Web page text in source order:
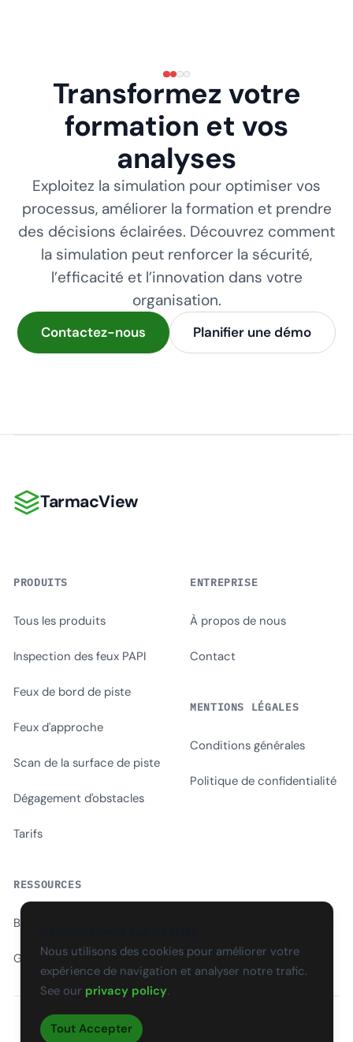
Transformez votre
formation et vos
analyses
Exploitez la simulation pour optimiser vos
processus, améliorer la formation et prendre
des décisions éclairées. Découvrez comment
la simulation peut renforcer la sécurité,
l’efficacité et l’innovation dans votre
organisation.
Contactez-nous Planifier une démo
TarmacView
TarmacView
PRODUITS
Tous les produits
Inspection des feux PAPI
Feux de bord de piste
Feux d'approche
Scan de la surface de piste
Dégagement d'obstacles
Tarifs
RESSOURCES
Blog
Glossaire
ENTREPRISE
À propos de nous
Contact
MENTIONS LÉGALES
Conditions générales
Politique de confidentialité
CS SK DE PL
Nous utilisons des cookies pour améliorer votre
expérience de navigation et analyser notre trafic.
See our privacy policy.
Tout Accepter